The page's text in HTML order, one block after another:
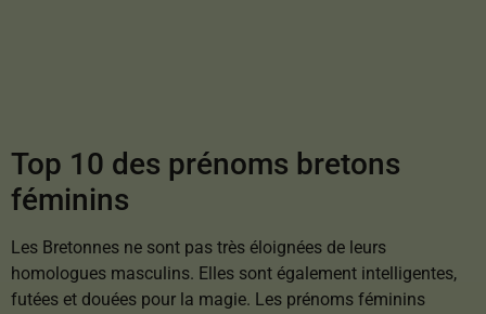
Top 10 des prénoms bretons
féminins
Les Bretonnes ne sont pas très éloignées de leurs
homologues masculins. Elles sont également intelligentes,
futées et douées pour la magie. Les prénoms féminins